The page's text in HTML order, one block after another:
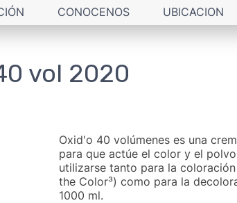
CONOCENOS UBICACION
vol 2020
Oxid'o 40 volúmenes es una
para que actúe el color y el
utilizarse tanto para la
the Color³) como para la
1000 ml.